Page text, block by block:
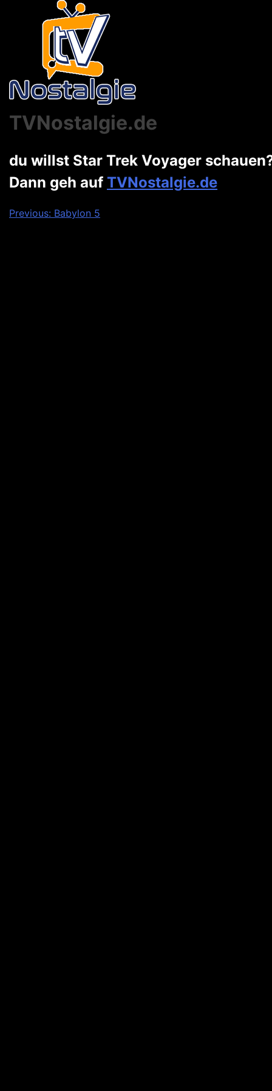
TVNostalgie.de
du willst Star Trek Voyager
Dann geh auf TVNostalgie.de
Beitragsnavigation
Previous: Babylon 5